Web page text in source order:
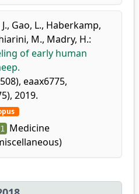
, Gao, L., Haberkamp,
M., Madry, H.:
of early human
eaax6775,
2019.
Medicine